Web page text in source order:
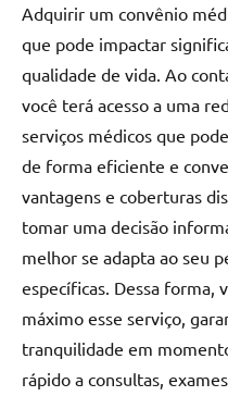
Adquirir um convênio
que pode impactar
qualidade de vida. Ao
você terá acesso a uma
serviços médicos que
de forma eficiente e
vantagens e coberturas
tomar uma decisão
melhor se adapta ao seu
específicas. Dessa forma,
máximo esse serviço,
tranquilidade em
rápido a consultas,